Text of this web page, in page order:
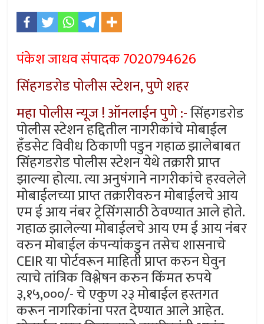
पंकेश जाधव संपादक 7020794626
सिंहगडरोड पोलीस स्टेशन, पुणे शहर
महा पोलीस न्यूज ! ऑनलाईन पुणे :-सिंहगडरोड
पोलीस स्टेशन हद्दितील नागरीकांचे मोबाईल
हँडसेट विवीध ठिकाणी पडुन गहाळ झालेबाबत
सिंहगडरोड पोलीस स्टेशन येथे तक्रारी प्राप्त
झाल्या होत्या. त्या अनुषंगाने नागरीकांचे हरवलेले
मोबाईलच्या प्राप्त तक्रारीवरुन मोबाईलचे आय
एम ई आय नंबर ट्रेसिंगसाठी ठेवण्यात आले होते.
गहाळ झालेल्या मोबाईलचे आय एम ई आय नंबर
वरुन मोबाईल कंपन्यांकडुन तसेच शासनाचे
CEIR या पोर्टवरून माहिती प्राप्त करुन घेवुन
त्याचे तांत्रिक विश्लेषन करुन किंमत रुपये
३,१५,०००/- चे एकुण २३ मोबाईल हस्तगत
करून नागरिकांना परत देण्यात आले आहेत.